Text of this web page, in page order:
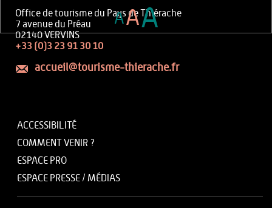
Office de tourisme du Pays de Thiérache
7 avenue du Préau
02140 VERVINS
+33 (0)3 23 91 30 10
accueil@tourisme-thierache.fr
ACCESSIBILITÉ
COMMENT VENIR ?
ESPACE PRO
ESPACE PRESSE / MÉDIAS
AAA